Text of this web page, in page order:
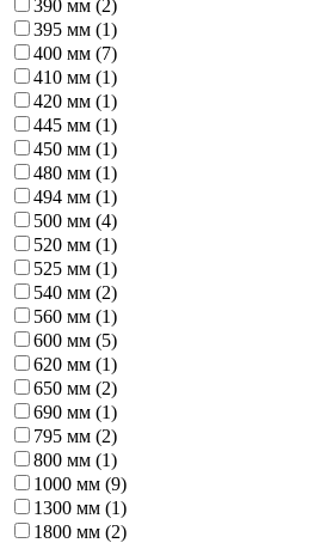
390 мм (2)
395 мм (1)
400 мм (7)
410 мм (1)
420 мм (1)
445 мм (1)
450 мм (1)
480 мм (1)
494 мм (1)
500 мм (4)
520 мм (1)
525 мм (1)
540 мм (2)
560 мм (1)
600 мм (5)
620 мм (1)
650 мм (2)
690 мм (1)
795 мм (2)
800 мм (1)
1000 мм (9)
1300 мм (1)
1800 мм (2)